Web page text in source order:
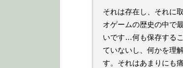
それは存在し、それに
オゲームの歴史の中で
いです…何も保存する
ていないし、何かを理
す。それはあまりにも